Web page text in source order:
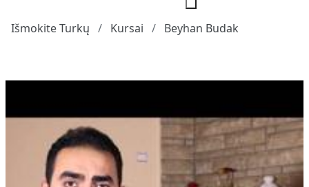
Išmokite Turkų Kursai Beyhan Budak